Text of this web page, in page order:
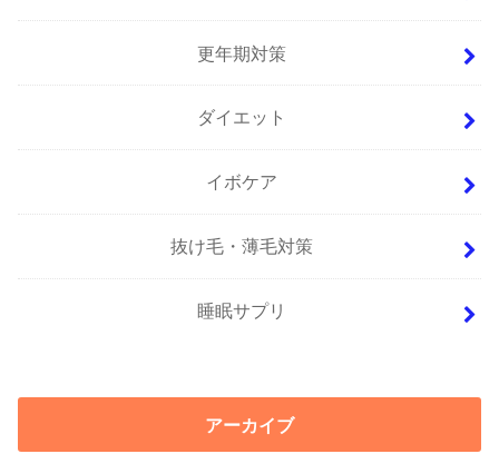
更年期対策
ダイエット
イボケア
抜け毛・薄毛対策
睡眠サプリ
アーカイブ